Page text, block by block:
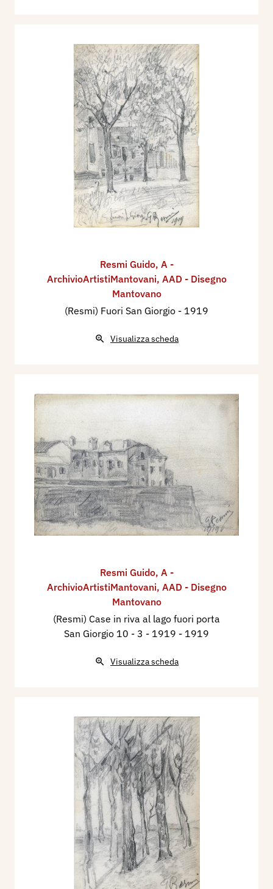
Resmi Guido, A -
ArchivioArtistiMantovani, AAD - Disegno
Mantovano
(Resmi) Fuori San Giorgio - 1919
Visualizza scheda
Resmi Guido, A -
ArchivioArtistiMantovani, AAD - Disegno
Mantovano
(Resmi) Case in riva al lago fuori porta
San Giorgio 10 - 3 - 1919 - 1919
Visualizza scheda